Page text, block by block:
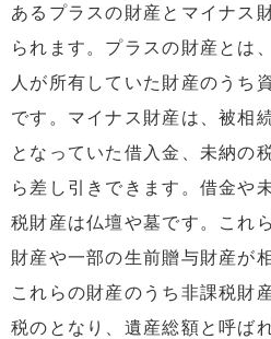
あるプラスの財産とマイナス
られます。プラスの財産とは
人が所有していた財産のうち
です。マイナス財産は、被相
となっていた借入金、未納の
ら差し引きできます。借金や
税財産は仏壇や墓です。これ
財産や一部の生前贈与財産が
これらの財産のうち非課税財
税のとなり、遺産総額と呼ば